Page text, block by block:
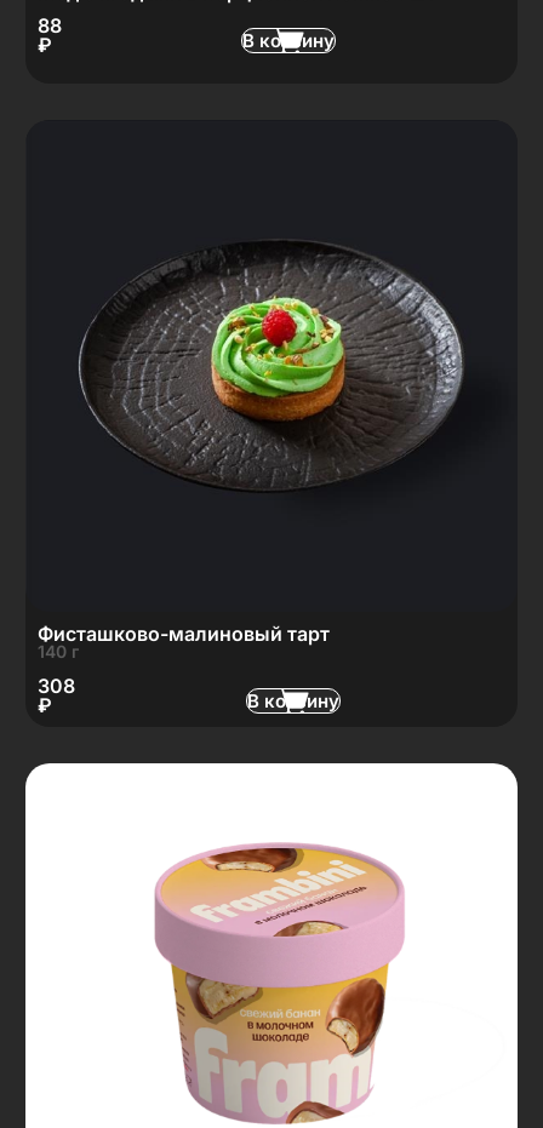
88
₽
В корзину
Фисташково-малиновый тарт
140 г
308
₽
В корзину